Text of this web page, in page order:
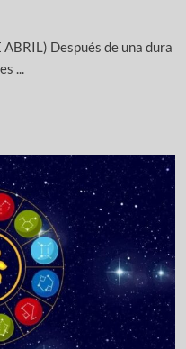
Después de una dura
...